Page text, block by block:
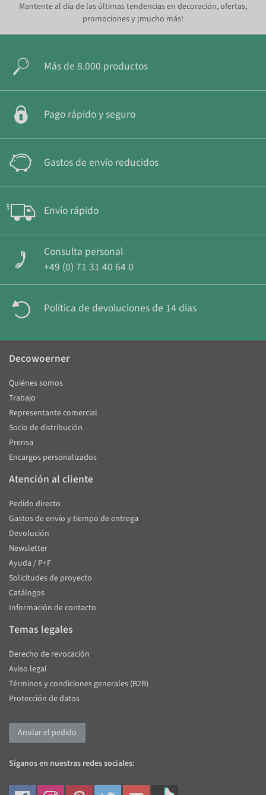
Mantente al día de las últimas tendencias en decoración, ofertas,
promociones y ¡mucho más!
Más de 8.000 productos
Pago rápido y seguro
Gastos de envío reducidos
Envío rápido
Consulta personal
+49 (0) 71 31 40 64 0
Política de devoluciones de 14 días
Decowoerner
Quiénes somos
Trabajo
Representante comercial
Socio de distribución
Prensa
Encargos personalizados
Atención al cliente
Pedido directo
Gastos de envío y tiempo de entrega
Devolución
Newsletter
Ayuda / P+F
Solicitudes de proyecto
Catálogos
Información de contacto
Temas legales
Derecho de revocación
Aviso legal
Términos y condiciones generales (B2B)
Protección de datos
Anular el pedido
Síganos en nuestras redes sociales: